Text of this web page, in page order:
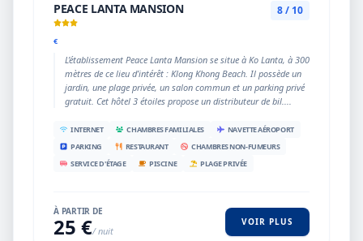
PEACE LANTA MANSION
€
8 / 10
L’établissement Peace Lanta Mansion se situe à Ko Lanta, à 300
mètres de ce lieu d’intérêt : Klong Khong Beach. Il possède un
jardin, une plage privée, un salon commun et un parking privé
gratuit. Cet hôtel 3 étoiles propose un distributeur de bil....
INTERNET CHAMBRES FAMILIALES
NAVETTE AÉROPORT
PARKING
RESTAURANT
CHAMBRES NON-FUMEURS
SERVICE D'ÉTAGE
PISCINE PLAGE PRIVÉE
À PARTIR DE
25 €/ nuit
VOIR PLUS